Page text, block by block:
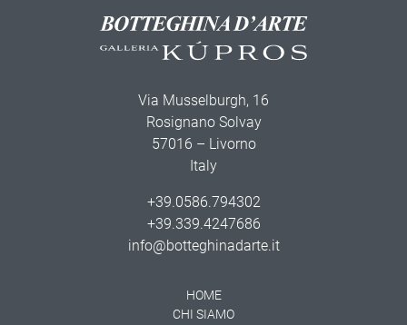
Via Musselburgh, 16
Rosignano Solvay
57016 – Livorno
Italy
+39.0586.794302
+39.339.4247686
info@botteghinadarte.it
HOME
CHI SIAMO